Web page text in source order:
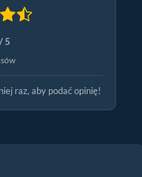
/ 5
raz, aby podać opinię!